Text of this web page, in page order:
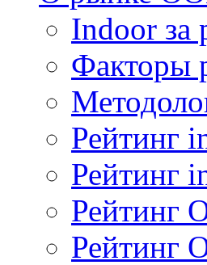
Indoor за
Факторы
Рейтинг
Рейтинг
Рейтинг
Рейтинг